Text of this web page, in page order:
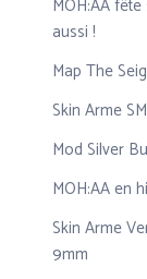
MOH:AA
aussi !
Map The
Skin Arme
Mod Silver
MOH:AA en
Skin Arme
9mm